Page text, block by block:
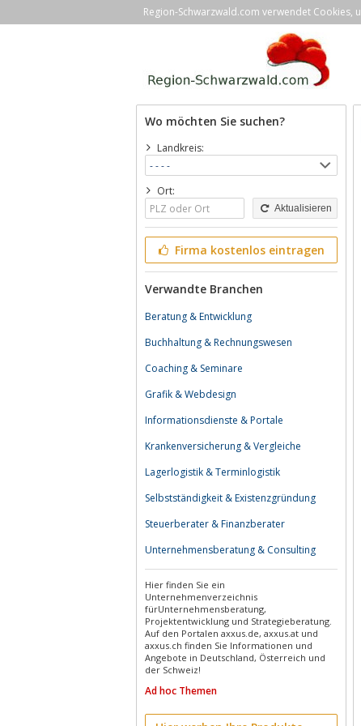
Region-Schwarzwald.com verwendet Cookies,
Wo möchten Sie suchen?
Landkreis:
Ort:
Aktualisieren
Firma kostenlos eintragen
Verwandte Branchen
Beratung & Entwicklung
Buchhaltung & Rechnungswesen
Coaching & Seminare
Grafik & Webdesign
Informationsdienste & Portale
Krankenversicherung & Vergleiche
Lagerlogistik & Terminlogistik
Selbstständigkeit & Existenzgründung
Steuerberater & Finanzberater
Unternehmensberatung & Consulting
Hier finden Sie ein
Unternehmenverzeichnis
fürUnternehmensberatung,
Projektentwicklung und Strategieberatung.
Auf den Portalen axxus.de, axxus.at und
axxus.ch finden Sie Informationen und
Angebote in Deutschland, Österreich und
der Schweiz!
Ad hoc Themen